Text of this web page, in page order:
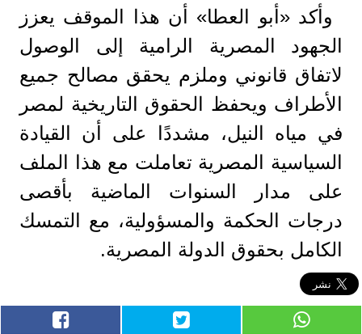
وأكد «أبو العطا» أن هذا الموقف يعزز
الجهود المصرية الرامية إلى الوصول
لاتفاق قانوني وملزم يحقق مصالح جميع
الأطراف ويحفظ الحقوق التاريخية لمصر
في مياه النيل، مشددًا على أن القيادة
السياسية المصرية تعاملت مع هذا الملف
على مدار السنوات الماضية بأقصى
درجات الحكمة والمسؤولية، مع التمسك
الكامل بحقوق الدولة المصرية.